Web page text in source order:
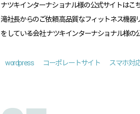
ナツキインターナショナル様の公式サイトはこ
滝社長からのご依頼 高品質なフィットネス機
をしている会社 ナツキインターナショナル様の
wordpress コーポレートサイト スマホ対